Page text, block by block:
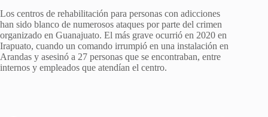
Los centros de rehabilitación para personas con adicciones
han sido blanco de numerosos ataques por parte del crimen
organizado en Guanajuato. El más grave ocurrió en 2020 en
Irapuato, cuando un comando irrumpió en una instalación en
Arandas y asesinó a 27 personas que se encontraban, entre
internos y empleados que atendían el centro.